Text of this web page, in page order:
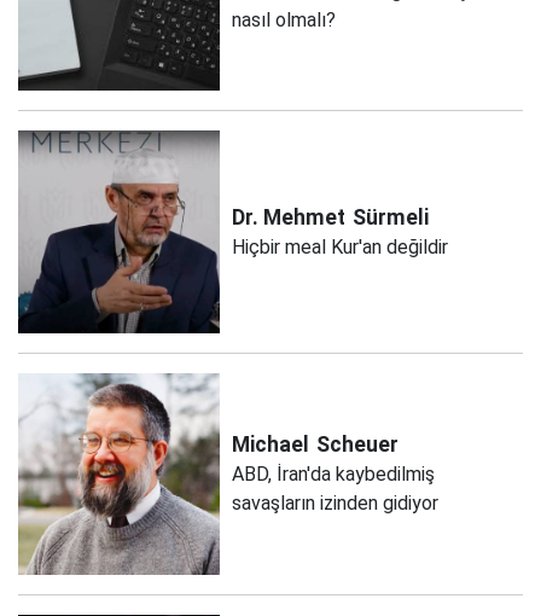
nasıl olmalı?
Dr. Mehmet Sürmeli
Hiçbir meal Kur'an değildir
Michael Scheuer
ABD, İran'da kaybedilmiş
savaşların izinden gidiyor